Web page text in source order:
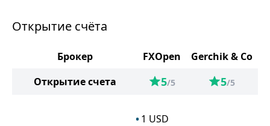
Открытие счёта
Брокер FXOpen
Gerchik & Co
Открытие счета
5/5 5/5
1 USD